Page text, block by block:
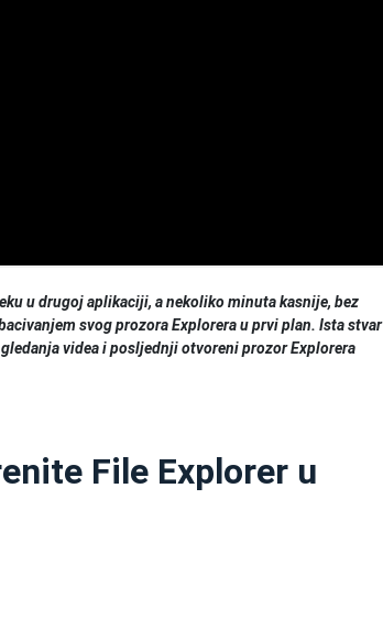
u drugoj aplikaciji, a nekoliko minuta kasnije, bez
svog prozora Explorera u prvi plan. Ista stvar
videa i posljednji otvoreni prozor Explorera
File Explorer u